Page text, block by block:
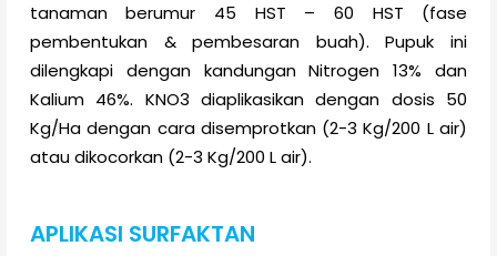
tanaman berumur 45 HST – 60 HST (fase
pembentukan & pembesaran buah). Pupuk ini
dilengkapi dengan kandungan Nitrogen 13% dan
Kalium 46%. KNO3 diaplikasikan dengan dosis 50
Kg/Ha dengan cara disemprotkan (2-3 Kg/200 L air)
atau dikocorkan (2-3 Kg/200 L air).
APLIKASI SURFAKTAN